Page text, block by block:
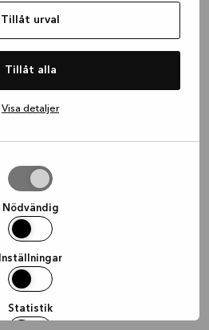
Tillåt urval
Tillåt alla
Visa detaljer
Nödvändig
Inställningar
Statistik